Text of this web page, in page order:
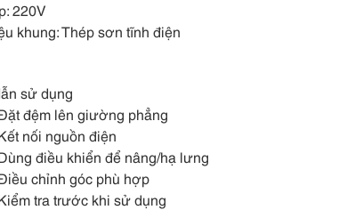
220V
khung: Thép sơn tĩnh điện
sử dụng
đệm lên giường phẳng
nối nguồn điện
điều khiển để nâng/hạ lưng
chỉnh góc phù hợp
tra trước khi sử dụng